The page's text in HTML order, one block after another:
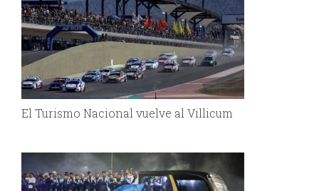
El Turismo Nacional vuelve al Villicum